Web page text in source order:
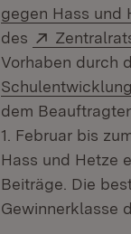
gegen Hass und
des
Extern:
Vorhaben durch
dem
1. Februar bis
Hass und Hetze
Beiträge. Die
Gewinnerklasse